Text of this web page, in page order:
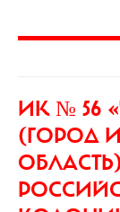
ИК № 56
(ГОРОД